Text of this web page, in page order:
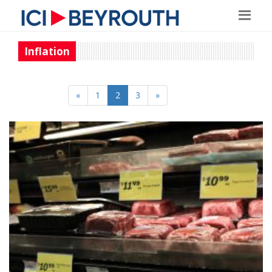
Inflation
« 1 2 3 »